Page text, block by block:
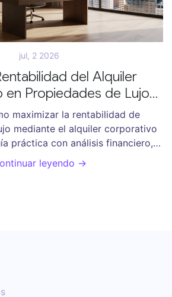
jul, 2 2026
del Alquiler
Propiedades de Lujo
2026
maximizar la rentabilidad de
mediante el alquiler corporativo
práctica con análisis financiero,
estrategias operativas para 2026.
leyendo →